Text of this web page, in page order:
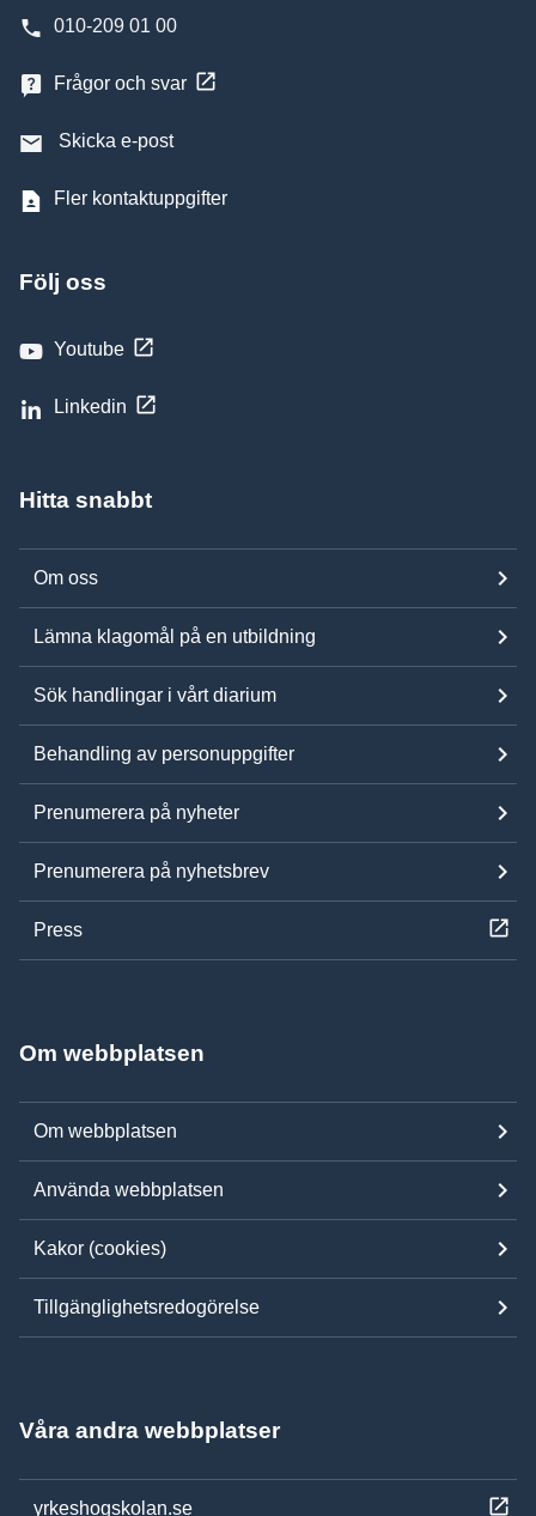
010-209 01 00
Frågor och svar
Skicka e-post
Fler kontaktuppgifter
Följ oss
Youtube
Linkedin
Hitta snabbt
Om oss
Lämna klagomål på en utbildning
Sök handlingar i vårt diarium
Behandling av personuppgifter
Prenumerera på nyheter
Prenumerera på nyhetsbrev
Press
Om webbplatsen
Om webbplatsen
Använda webbplatsen
Kakor (cookies)
Tillgänglighetsredogörelse
Våra andra webbplatser
yrkeshogskolan.se